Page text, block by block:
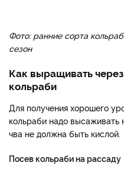
Фото: ранние сорта
сезон
Как выращивать
кольраби
Для получения хорошего
кольраби надо
чва не должна быть кислой.
Посев кольраби на рассаду